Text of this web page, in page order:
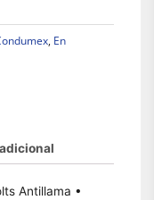
, En
Antillama •